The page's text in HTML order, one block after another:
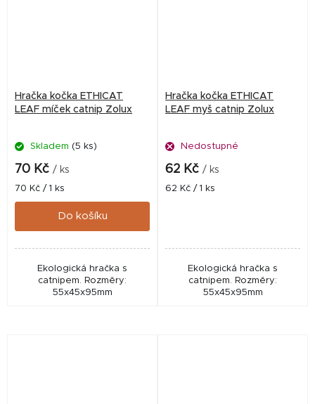
Hračka kočka ETHICAT
LEAF míček catnip Zolux
Skladem (5 ks)
70 Kč / ks
Měrná
cena:
70 Kč / 1 ks
Do košíku
Ekologická hračka s
catnipem. Rozměry:
55x45x95mm
Hračka kočka ETHICAT
LEAF myš catnip Zolux
Nedostupné
62 Kč / ks
Měrná
62 Kč / 1 ks
Ekologická hračka s
catnipem. Rozměry:
55x45x95mm